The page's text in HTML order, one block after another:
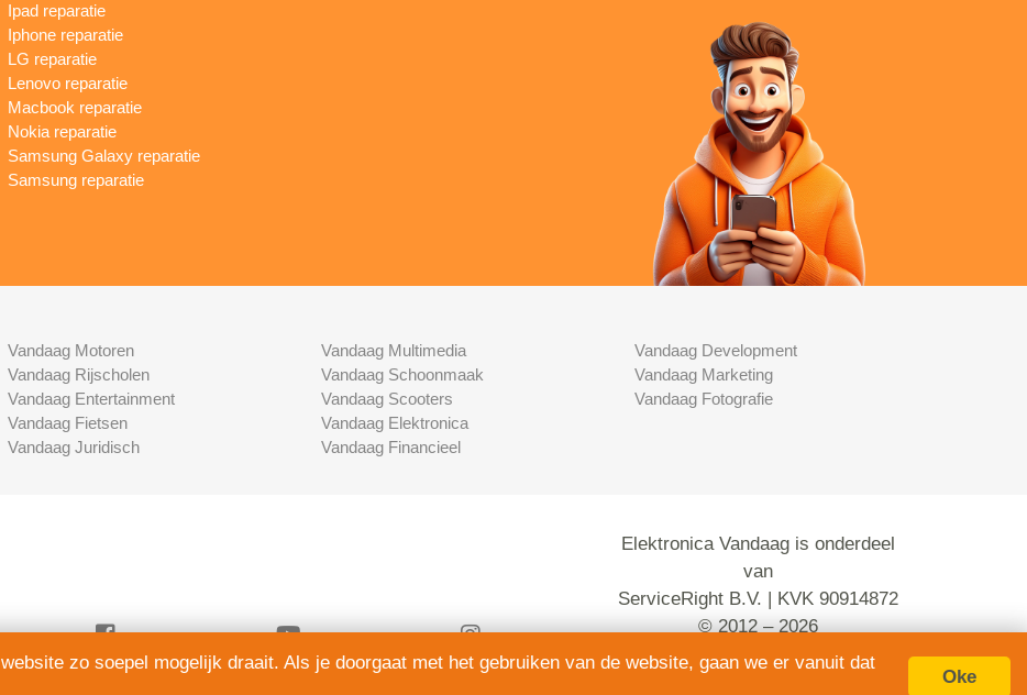
Ipad reparatie
Iphone reparatie
LG reparatie
Lenovo reparatie
Macbook reparatie
Nokia reparatie
Samsung Galaxy reparatie
Samsung reparatie
Vandaag Motoren
Vandaag Rijscholen
Vandaag Entertainment
Vandaag Fietsen
Vandaag Juridisch
Vandaag Multimedia
Vandaag Schoonmaak
Vandaag Scooters
Vandaag Elektronica
Vandaag Financieel
Vandaag Development
Vandaag Marketing
Vandaag Fotografie
Elektronica Vandaag is onderdeel
van
ServiceRight B.V. | KVK 90914872
© 2012 – 2026
alle rechten voorbehouden.
zo soepel mogelijk draait. Als je doorgaat met het gebruiken van de website, gaan we er vanuit dat
Oke